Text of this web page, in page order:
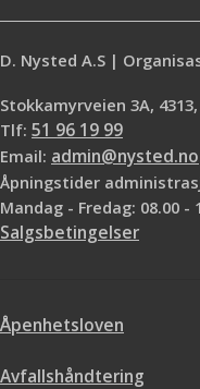
D. Nysted A.S |
Stokkamyrveien 3A,
Tlf: 51 96 19 99
Email: admin@nysted.no
Åpningstider
Mandag - Fredag: 08.00 -
Salgsbetingelser
Åpenhetsloven
Avfallshåndtering